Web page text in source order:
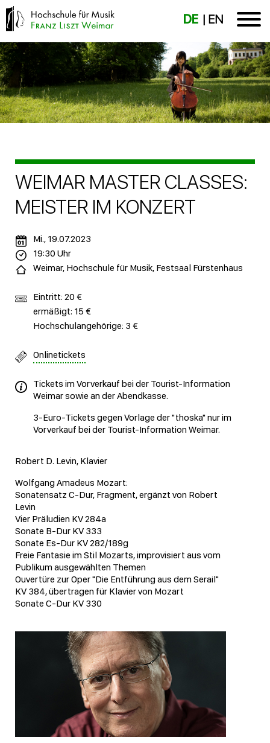
DE EN
WEIMAR MASTER CLASSES:
MEISTER IM KONZERT
Robert D. Levin, Klavier
Wolfgang Amadeus Mozart:
Sonatensatz C-Dur, Fragment, ergänzt von Robert
Levin
Vier Präludien KV 284a
Sonate B-Dur KV 333
Sonate Es-Dur KV 282/189g
Freie Fantasie im Stil Mozarts, improvisiert aus vom
Publikum ausgewählten Themen
Ouvertüre zur Oper "Die Entführung aus dem Serail"
KV 384, übertragen für Klavier von Mozart
Sonate C-Dur KV 330
Mi., 19.07.2023
19:30 Uhr
Weimar, Hochschule für Musik, Festsaal Fürstenhaus
Eintritt: 20 €
ermäßigt: 15 €
Hochschulangehörige: 3 €
Onlinetickets
Tickets im Vorverkauf bei der Tourist-Information
Weimar sowie an der Abendkasse.
3-Euro-Tickets gegen Vorlage der "thoska" nur im
Vorverkauf bei der Tourist-Information Weimar.